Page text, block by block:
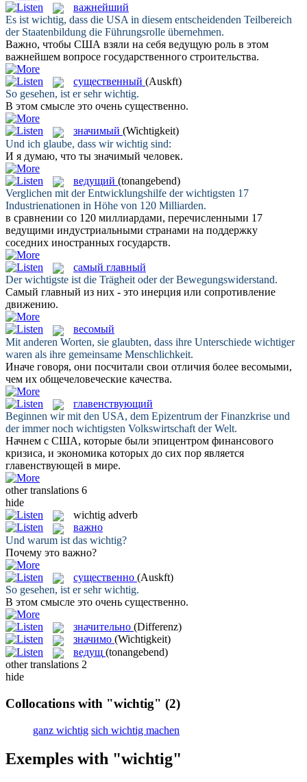
важнейший
Es ist wichtig, dass die USA in diesem entscheidenden Teilbereich
der Staatenbildung die Führungsrolle übernehmen.
Важно, чтобы США взяли на себя ведущую роль в этом
важнейшем вопросе государственного строительства.
существенный (Auskft)
So gesehen, ist er sehrwichtig.
В этом смысле это очень существенно.
значимый (Wichtigkeit)
Und ich glaube, dass wirwichtig sind:
И я думаю, что ты значимый человек.
ведущий (tonangebend)
Verglichen mit der Entwicklungshilfe derwichtigsten 17
Industrienationen in Höhe von 120 Milliarden.
в сравнении со 120 миллиардами, перечисленными 17
ведущими индустриальными странами на поддержку
соседних иностранных государств.
самый главный
Derwichtigste ist die Trägheit oder der Bewegungswiderstand.
Самый главный из них - это инерция или сопротивление
движению.
весомый
Mit anderen Worten, sie glaubten, dass ihre Unterschiede wichtiger
waren als ihre gemeinsame Menschlichkeit.
Иначе говоря, они посчитали свои отличия более весомыми,
чем их общечеловеческие качества.
главенствующий
Beginnen wir mit den USA, dem Epizentrum der Finanzkrise und
der immer noch wichtigsten Volkswirtschaft der Welt.
Начнем с США, которые были эпицентром финансового
кризиса, и экономика которых до сих пор является
главенствующей в мире.
other translations 6
hide
wichtig adverb
важно
Und warum ist das wichtig?
Почему это важно?
существенно (Auskft)
So gesehen, ist er sehrwichtig.
В этом смысле это очень существенно.
значительно (Differenz)
значимо (Wichtigkeit)
ведущ (tonangebend)
other translations 2
hide
Collocations with "wichtig" (2)
ganz wichtig sich wichtig machen
Exemples with "wichtig"